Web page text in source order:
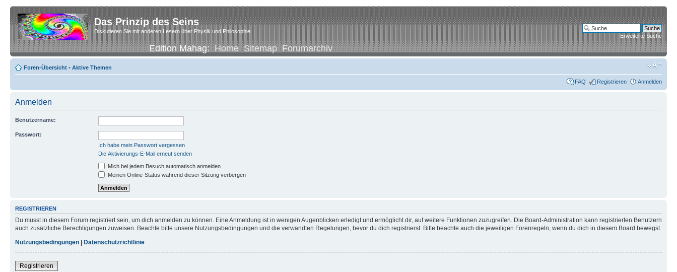
Das Prinzip des Seins
Diskutieren Sie mit anderen Lesern über Physik und Philosophie
Edition Mahag:Home Sitemap Forumarchiv
Erweiterte Suche
Foren-Übersicht • Aktive Themen
FAQ Registrieren Anmelden
Anmelden
Benutzername:
Passwort:
Ich habe mein Passwort vergessen
Die Aktivierungs-E-Mail erneut senden
Mich bei jedem Besuch automatisch anmelden
Meinen Online-Status während dieser Sitzung verbergen
REGISTRIEREN
Du musst in diesem Forum registriert sein, um dich anmelden zu können. Eine Anmeldung ist in wenigen Augenblicken erledigt und ermöglicht dir, auf weitere Funktionen zuzugreifen. Die Board-Administration kann registrierten Benutzern
auch zusätzliche Berechtigungen zuweisen. Beachte bitte unsere Nutzungsbedingungen und die verwandten Regelungen, bevor du dich registrierst. Bitte beachte auch die jeweiligen Forenregeln, wenn du dich in diesem Board bewegst.
Nutzungsbedingungen
Datenschutzrichtlinie
Registrieren